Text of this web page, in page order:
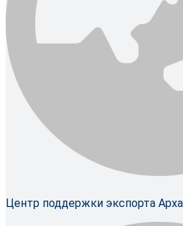
Центр поддержки экспорта